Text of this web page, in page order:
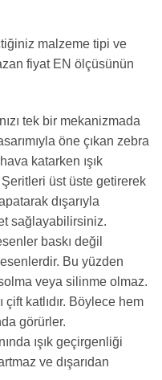
malzeme tipi ve
fiyat EN ölçüsünün
tek bir mekanizmada
öne çıkan zebra
katarken ışık
Şeritleri üst üste getirerek
dışarıyla
sağlayabilirsiniz.
baskı değil
Bu yüzden
veya silinme olmaz.
katlıdır. Böylece hem
görürler.
ışık geçirgenliği
ve dışarıdan